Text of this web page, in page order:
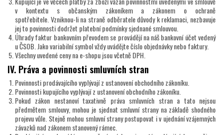
v kontextu s občanským zákoníkem a zákonem o ochraně
spotřebitele. Vzniknou-li na straně odběratele důvody k reklamaci, nezbavuje
jej to povinnosti dodržet platební podmínky sjednané smlouvou.
Úhrady faktur bankovním převodem se provádějí na náš bankovní účet vedený
u ČSOB. Jako variabilní symbol vždy uvádějte číslo objednávky nebo faktury.
Všechny uvedené ceny na e-shopu jsou včetně DPH.
IV. Práva a povinnosti smluvních stran
Povinnosti prodávajícího vyplývají z ustanovení obchodního zákoníku.
Povinnosti kupujícího vyplývají z ustanovení obchodního zákoníku.
Pokud zákon nestanoví taxativně práva smluvních stran a tato nejsou
předmětem smlouvy, mohou je sjednat smluvní strany na základě shodného
projevu vůle. Stejně mohou smluvní strany postupovat i v ujednání vzájemných
závazků nad zákonem stanovený rámec.